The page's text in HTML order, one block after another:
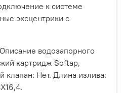
к системе
эксцентрики с
водозапорного
картридж Softap,
Нет. Длина излива: